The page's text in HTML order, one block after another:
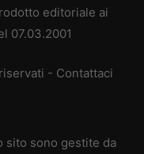
editoriale ai
07.03.2001
- Contattaci
sito sono gestite da